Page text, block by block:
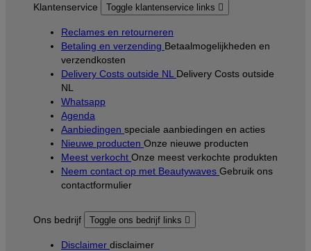
Klantenservice Toggle klantenservice links 
Reclames en retourneren
Betaling en verzending Betaalmogelijkheden en
verzendkosten
Delivery Costs outside NL Delivery Costs outside
NL
Whatsapp
Agenda
Aanbiedingen speciale aanbiedingen en acties
Nieuwe producten Onze nieuwe producten
Meest verkocht Onze meest verkochte produkten
Neem contact op met Beautywaves Gebruik ons
contactformulier
Ons bedrijf Toggle ons bedrijf links 
Disclaimer disclaimer